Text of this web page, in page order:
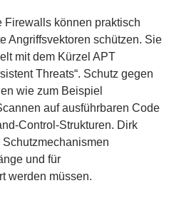
Firewalls können praktisch
Angriffsvektoren schützen. Sie
mit dem Kürzel APT
Threats“. Schutz gegen
wie zum Beispiel
auf ausführbaren Code
Control-Strukturen. Dirk
und für
werden müssen.